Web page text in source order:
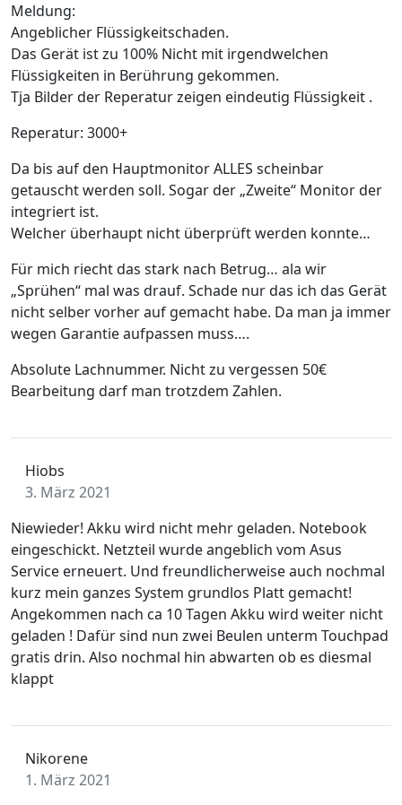
Meldung:
Angeblicher Flüssigkeitschaden.
Das Gerät ist zu 100% Nicht mit irgendwelchen
Flüssigkeiten in Berührung gekommen.
Tja Bilder der Reperatur zeigen eindeutig Flüssigkeit .
Reperatur: 3000+
Da bis auf den Hauptmonitor ALLES scheinbar
getauscht werden soll. Sogar der „Zweite“ Monitor der
integriert ist.
Welcher überhaupt nicht überprüft werden konnte…
Für mich riecht das stark nach Betrug… ala wir
„Sprühen“ mal was drauf. Schade nur das ich das Gerät
nicht selber vorher auf gemacht habe. Da man ja immer
wegen Garantie aufpassen muss….
Absolute Lachnummer. Nicht zu vergessen 50€
Bearbeitung darf man trotzdem Zahlen.
Hiobs
3. März 2021
Niewieder! Akku wird nicht mehr geladen. Notebook
eingeschickt. Netzteil wurde angeblich vom Asus
Service erneuert. Und freundlicherweise auch nochmal
kurz mein ganzes System grundlos Platt gemacht!
Angekommen nach ca 10 Tagen Akku wird weiter nicht
geladen ! Dafür sind nun zwei Beulen unterm Touchpad
gratis drin. Also nochmal hin abwarten ob es diesmal
klappt
Nikorene
1. März 2021